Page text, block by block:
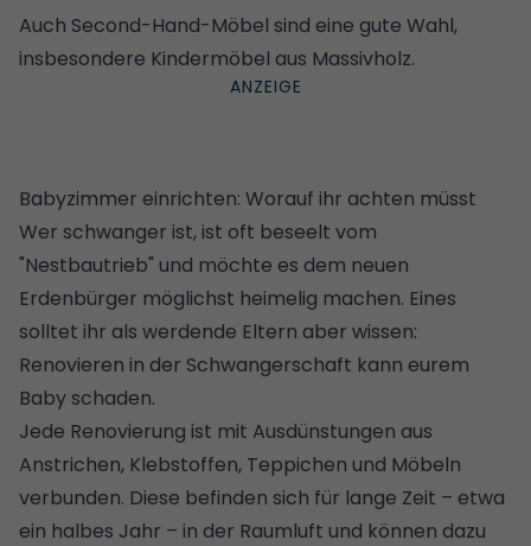
Auch Second-Hand-Möbel sind eine gute Wahl,
insbesondere Kindermöbel aus Massivholz.
Babyzimmer einrichten: Worauf ihr achten müsst
Wer schwanger ist, ist oft beseelt vom
"Nestbautrieb" und möchte es dem neuen
Erdenbürger möglichst heimelig machen. Eines
solltet ihr als werdende Eltern aber wissen:
Renovieren in der Schwangerschaft kann eurem
Baby schaden.
Jede Renovierung ist mit Ausdünstungen aus
Anstrichen, Klebstoffen, Teppichen und Möbeln
verbunden. Diese befinden sich für lange Zeit – etwa
ein halbes Jahr – in der Raumluft und können dazu